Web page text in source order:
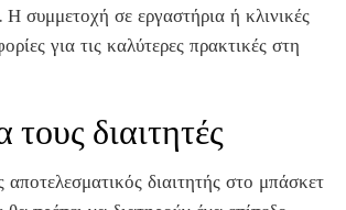
συμμετοχή σε εργαστήρια ή κλινικές
για τις καλύτερες πρακτικές στη
διαιτητές
διαιτητής στο μπάσκετ